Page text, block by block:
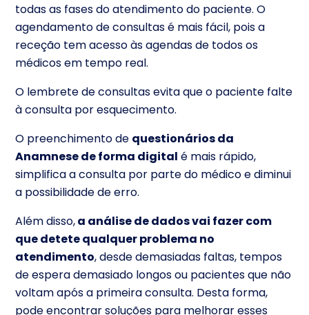
todas as fases do atendimento do paciente. O
agendamento de consultas é mais fácil, pois a
receção tem acesso às agendas de todos os
médicos em tempo real.
O lembrete de consultas evita que o paciente falte
à consulta por esquecimento.
O preenchimento de questionários da
Anamnese de forma digital é mais rápido,
simplifica a consulta por parte do médico e diminui
a possibilidade de erro.
Além disso,a análise de dados vai fazer com
que detete qualquer problema no
atendimento, desde demasiadas faltas, tempos
de espera demasiado longos ou pacientes que não
voltam após a primeira consulta. Desta forma,
pode encontrar soluções para melhorar esses